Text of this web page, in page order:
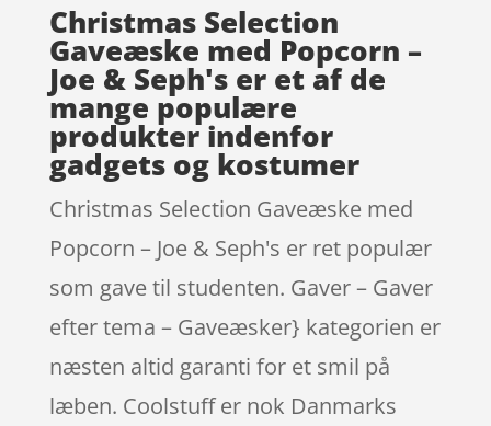
Christmas Selection
Gaveæske med Popcorn –
Joe & Seph's er et af de
mange populære
produkter indenfor
gadgets og kostumer
Christmas Selection Gaveæske med
Popcorn – Joe & Seph's er ret populær
som gave til studenten. Gaver – Gaver
efter tema – Gaveæsker} kategorien er
næsten altid garanti for et smil på
læben. Coolstuff er nok Danmarks